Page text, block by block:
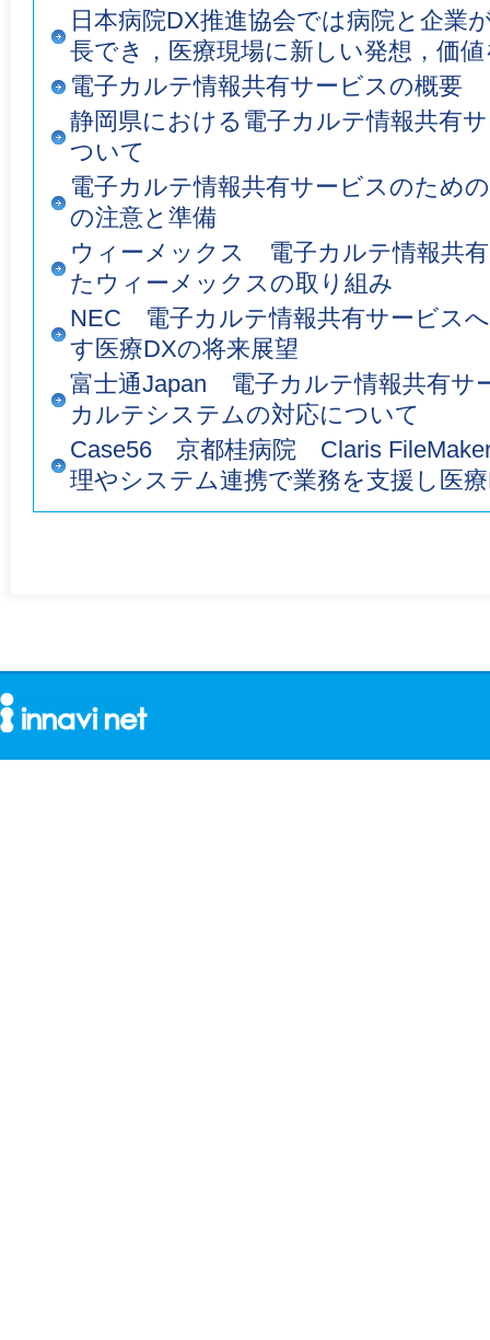
日本病院DX推進協会では病院と企業
長でき，医療現場に新しい発想，価
電子カルテ情報共有サービスの概要
静岡県における電子カルテ情報共有
ついて
電子カルテ情報共有サービスのため
の注意と準備
ウィーメックス 電子カルテ情報共
たウィーメックスの取り組み
NEC 電子カルテ情報共有サービス
す医療DXの将来展望
富士通Japan 電子カルテ情報共有サ
カルテシステムの対応について
Case56 京都桂病院 Claris
理やシステム連携で業務を支援し医